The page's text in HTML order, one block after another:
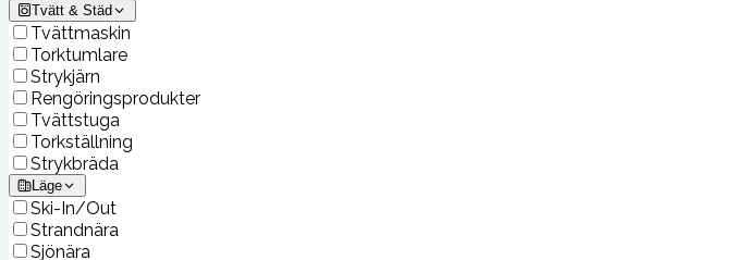
Tvätt & Städ
Tvättmaskin
Torktumlare
Strykjärn
Rengöringsprodukter
Tvättstuga
Torkställning
Strykbräda
Läge
Ski-In/Out
Strandnära
Sjönära